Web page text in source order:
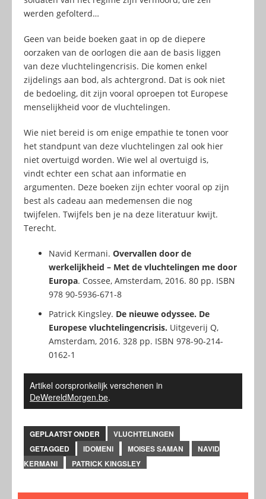
werden gefolterd…
Geen van beide boeken gaat in op de diepere
oorzaken van de oorlogen die aan de basis liggen
van deze vluchtelingencrisis. Die komen enkel
zijdelings aan bod, als achtergrond. Dat is ook niet
de bedoeling, dit zijn vooral oproepen tot Europese
menselijkheid voor de vluchtelingen.
Wie niet bereid is om enige empathie te tonen voor
het standpunt van deze vluchtelingen zal ook hier
niet overtuigd worden. Wie wel al overtuigd is,
vindt echter een schat aan informatie en
argumenten. Deze boeken zijn echter vooral op zijn
best als cadeau aan medemensen die nog
twijfelen. Twijfels ben je na deze literatuur kwijt.
Terecht.
Navid Kermani. Overvallen door de
werkelijkheid – Met de vluchtelingen me door
Europa. Cossee, Amsterdam, 2016. 80 pp. ISBN
978 90-5936-671-8
Patrick Kingsley. De nieuwe odyssee. De
Europese vluchtelingencrisis. Uitgeverij Q,
Amsterdam, 2016. 328 pp. ISBN 978-90-214-
0162-1
Artikel oorspronkelijk verschenen in
DeWereldMorgen.be.
GEPLAATST ONDER
VLUCHTELINGEN
GETAGGED
IDOMENI MOISES SAMAN
NAVID
KERMANI
PATRICK KINGSLEY